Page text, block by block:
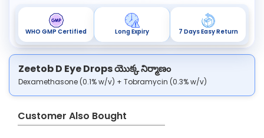
WHO GMP Certified Long Expiry 7 Days Easy Return
Zeetob D Eye Drops యొక్క నిర్మాణం
Dexamethasone (0.1% w/v) + Tobramycin (0.3% w/v)
Customer Also Bought